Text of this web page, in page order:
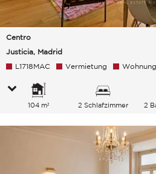
Centro
Justicia, Madrid
L1718MAC Vermietung Wohnung
104 m² 2 Schlafzimmer 2